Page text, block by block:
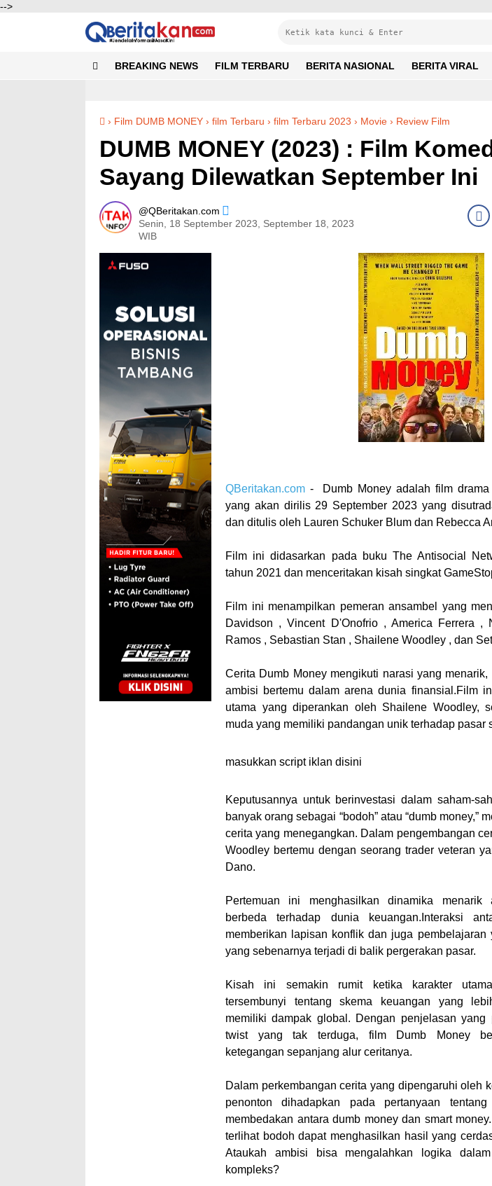
-->
Facebook
YouTube
BREAKING NEWS FILM TERBARU BERITA NASIONAL BERITA VIRAL
› Film DUMB MONEY › film Terbaru › film Terbaru 2023 › Movie › Review Film
DUMB MONEY (2023) : Film
Sayang Dilewatkan September Ini
QBeritakan.com
Senin, 18 September 2023, September 18, 2023
WIB
QBeritakan.com - Dumb Money adalah film drama
yang akan dirilis 29 September 2023 yang
dan ditulis oleh Lauren Schuker Blum dan Rebecca
Film ini didasarkan pada buku The Antisocial
tahun 2021 dan menceritakan kisah singkat
Film ini menampilkan pemeran ansambel yang
Davidson , Vincent D'Onofrio , America Ferrera ,
Ramos , Sebastian Stan , Shailene Woodley , dan
Cerita Dumb Money mengikuti narasi yang
ambisi bertemu dalam arena dunia finansial.Film
utama yang diperankan oleh Shailene Woodley,
muda yang memiliki pandangan unik terhadap pasar
masukkan script iklan disini
Keputusannya untuk berinvestasi dalam saham-
banyak orang sebagai “bodoh” atau “dumb money,”
cerita yang menegangkan. Dalam pengembangan
Woodley bertemu dengan seorang trader veteran
Dano.
Pertemuan ini menghasilkan dinamika menarik
berbeda terhadap dunia keuangan.Interaksi
memberikan lapisan konflik dan juga pembelajaran
yang sebenarnya terjadi di balik pergerakan pasar.
Kisah ini semakin rumit ketika karakter
tersembunyi tentang skema keuangan yang
memiliki dampak global. Dengan penjelasan
twist yang tak terduga, film Dumb Money
ketegangan sepanjang alur ceritanya.
Dalam perkembangan cerita yang dipengaruhi oleh
penonton dihadapkan pada pertanyaan
membedakan antara dumb money dan smart
terlihat bodoh dapat menghasilkan hasil yang
Ataukah ambisi bisa mengalahkan logika
kompleks?